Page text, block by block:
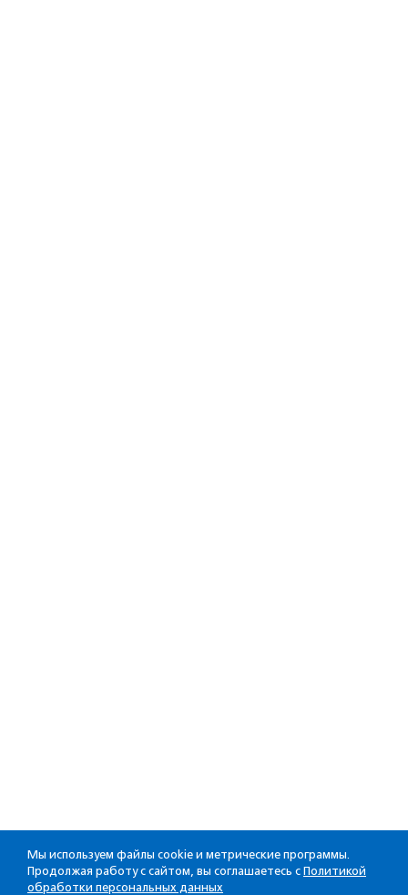
Мы используем файлы cookie и метрические программы.
Продолжая работу с сайтом, вы соглашаетесь с Политикой
обработки персональных данных